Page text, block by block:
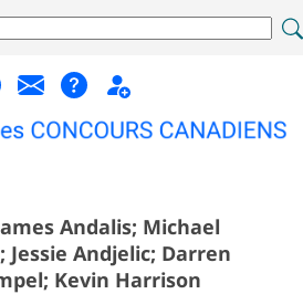
Andalis; Michael
Jessie Andjelic; Darren
Kevin Harrison